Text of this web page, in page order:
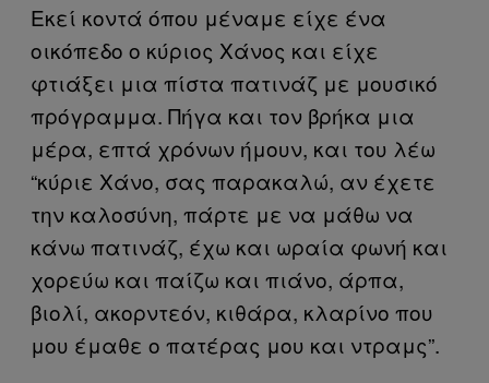
Εκεί κοντά όπου μέναμε είχε ένα
οικόπεδο ο κύριος Χάνος και είχε
φτιάξει μια πίστα πατινάζ με μουσικό
πρόγραμμα. Πήγα και τον βρήκα μια
μέρα, επτά χρόνων ήμουν, και του λέω
“κύριε Χάνο, σας παρακαλώ, αν έχετε
την καλοσύνη, πάρτε με να μάθω να
κάνω πατινάζ, έχω και ωραία φωνή και
χορεύω και παίζω και πιάνο, άρπα,
βιολί, ακορντεόν, κιθάρα, κλαρίνο που
μου έμαθε ο πατέρας μου και ντραμς”.